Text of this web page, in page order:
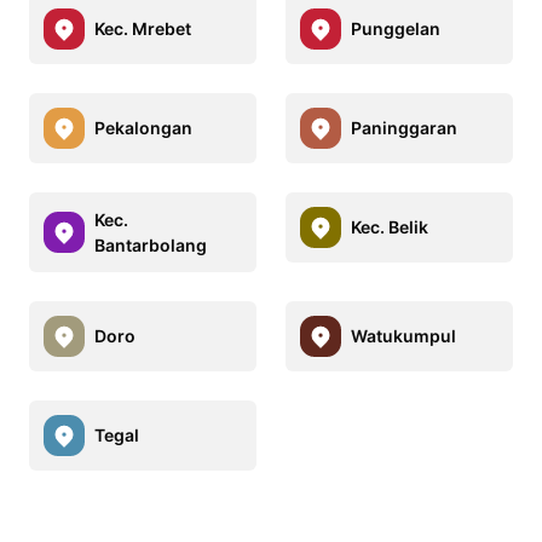
Kec. Mrebet Punggelan
Pekalongan Paninggaran
Kec.
Bantarbolang
Kec. Belik
Doro Watukumpul
Tegal